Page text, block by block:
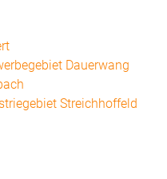
Dauerwang
Streichhoffeld